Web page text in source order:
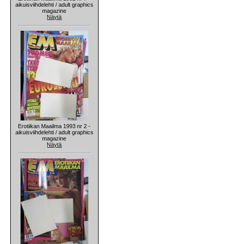
aikuisviihdelehti / adult graphics
magazine
Näytä
Erotiikan Maailma 1993 nr 2 -
aikuisviihdelehti / adult graphics
magazine
Näytä